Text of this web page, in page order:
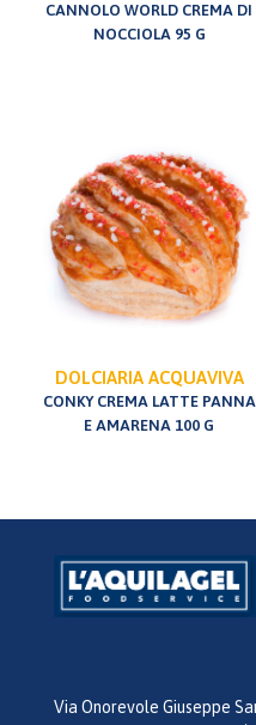
CANNOLO WORLD CREMA DI
NOCCIOLA 95 G
DOLCIARIA ACQUAVIVA
CONKY CREMA LATTE PANNA
E AMARENA 100 G
Via Onorevole Giuseppe